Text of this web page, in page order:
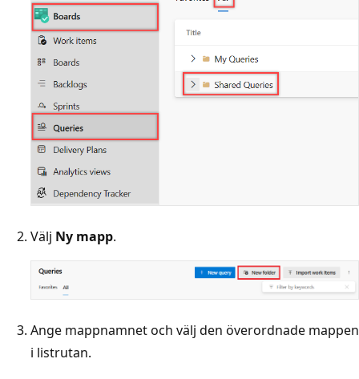
Välj Ny mapp.
Ange mappnamnet och välj den överordnade mappen
i listrutan.